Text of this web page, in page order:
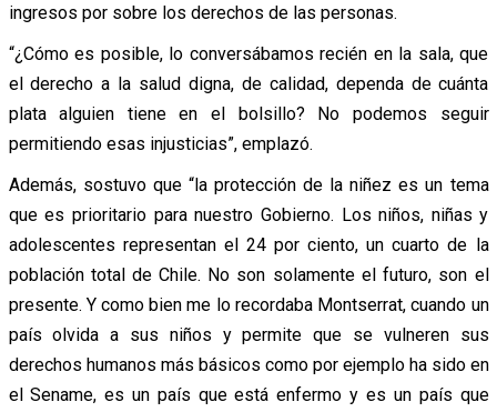
ingresos por sobre los derechos de las personas.
“¿Cómo es posible, lo conversábamos recién en la sala, que
el derecho a la salud digna, de calidad, dependa de cuánta
plata alguien tiene en el bolsillo? No podemos seguir
permitiendo esas injusticias”, emplazó.
Además, sostuvo que “la protección de la niñez es un tema
que es prioritario para nuestro Gobierno. Los niños, niñas y
adolescentes representan el 24 por ciento, un cuarto de la
población total de Chile. No son solamente el futuro, son el
presente. Y como bien me lo recordaba Montserrat, cuando un
país olvida a sus niños y permite que se vulneren sus
derechos humanos más básicos como por ejemplo ha sido en
el Sename, es un país que está enfermo y es un país que